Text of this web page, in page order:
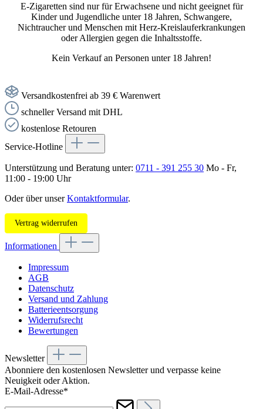
E-Zigaretten sind nur für Erwachsene und nicht geeignet für
Kinder und Jugendliche unter 18 Jahren, Schwangere,
Nichtraucher und Menschen mit Herz-Kreislauferkrankungen
oder Allergien gegen die Inhaltsstoffe.
Kein Verkauf an Personen unter 18 Jahren!
Versandkostenfrei ab 39 € Warenwert
schneller Versand mit DHL
kostenlose Retouren
Service-Hotline
Unterstützung und Beratung unter: 0711 - 391 255 30 Mo - Fr,
11:00 - 19:00 Uhr
Oder über unserKontaktformular.
Vertrag widerrufen
Informationen
Impressum
AGB
Datenschutz
Versand und Zahlung
Batterieentsorgung
Widerrufsrecht
Bewertungen
Newsletter
Abonniere den kostenlosen Newsletter und verpasse keine
Neuigkeit oder Aktion.
E-Mail-Adresse*